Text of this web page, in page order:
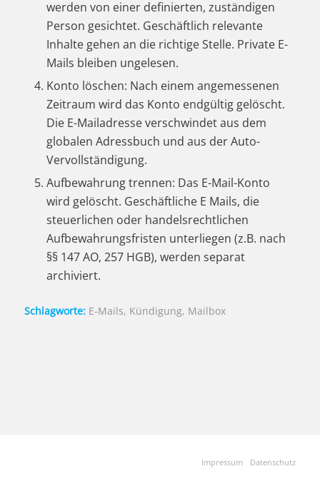
werden von einer definierten, zuständigen
Person gesichtet. Geschäftlich relevante
Inhalte gehen an die richtige Stelle. Private E-
Mails bleiben ungelesen.
Konto löschen: Nach einem angemessenen
Zeitraum wird das Konto endgültig gelöscht.
Die E-Mailadresse verschwindet aus dem
globalen Adressbuch und aus der Auto-
Vervollständigung.
Aufbewahrung trennen: Das E-Mail-Konto
wird gelöscht. Geschäftliche E Mails, die
steuerlichen oder handelsrechtlichen
Aufbewahrungsfristen unterliegen (z.B. nach
§§ 147 AO, 257 HGB), werden separat
archiviert.
Schlagworte: E-Mails, Kündigung, Mailbox
Impressum Datenschutz